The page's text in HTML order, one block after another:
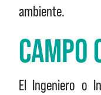
ambiente.
CAMPO
El Ingeniero o